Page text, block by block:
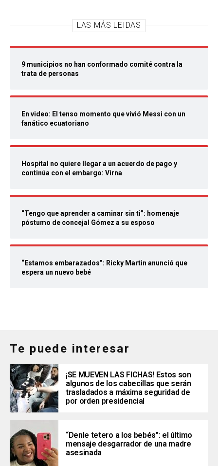
LAS MÁS LEIDAS
9 municipios no han conformado comité contra la
trata de personas
En video: El tenso momento que vivió Messi con un
fanático ecuatoriano
Hospital no quiere llegar a un acuerdo de pago y
continúa con el embargo: Virna
“Tengo que aprender a caminar sin ti”: homenaje
póstumo de concejal Gómez a su esposo
“Estamos embarazados”: Ricky Martin anunció que
espera un nuevo bebé
Te puede interesar
¡SE MUEVEN LAS FICHAS! Estos son
algunos de los cabecillas que serán
trasladados a máxima seguridad de
por orden presidencial
“Denle tetero a los bebés”: el último
mensaje desgarrador de una madre
asesinada